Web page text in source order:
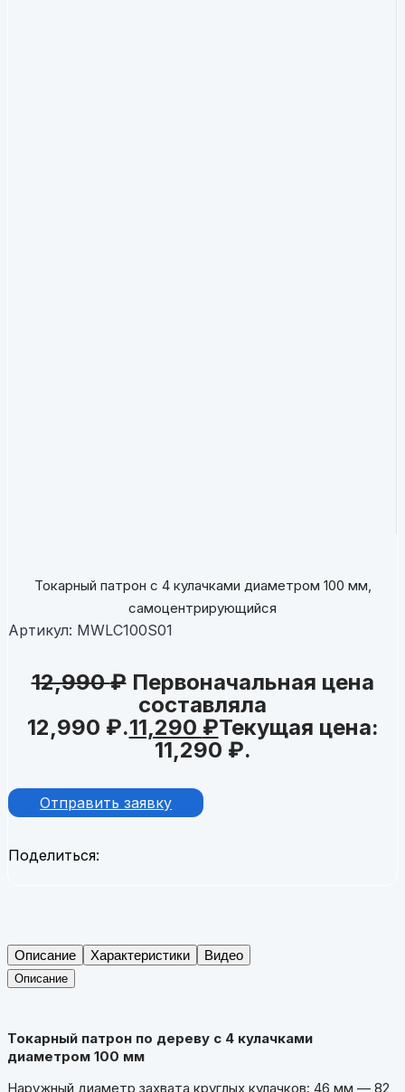
Токарный патрон с 4 кулачками диаметром 100 мм,
самоцентрирующийся
Артикул: MWLC100S01
12,990₽ Первоначальная цена
составляла
12,990 ₽.11,290 ₽Текущая цена:
11,290 ₽.
Отправить заявку
Поделиться:
Описание Характеристики Видео
Описание
Токарный патрон по дереву с 4 кулачками
диаметром 100 мм
Наружный диаметр захвата круглых кулачков: 46 мм — 82